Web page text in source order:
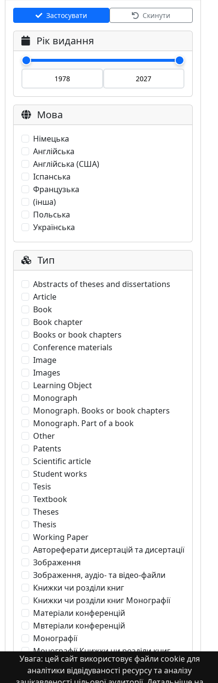
Увага: цей сайт використовує файли cookie для
аналітики відвідуваності ресурсу та аналізу
Застосувати Скинути
Рік видання
Мова
Німецька
Англійська
Англійська (США)
Іспанська
Французька
(інша)
Польська
Українська
Тип
Abstracts of theses and dissertations
Article
Book
Book chapter
Books or book chapters
Conference materials
Image
Images
Learning Object
Monograph
Monograph. Books or book chapters
Monograph. Part of a book
Other
Patents
Scientific article
Student works
Tesis
Textbook
Theses
Thesis
Working Paper
Автореферати дисертацій та дисертації
Зображення
Зображення, аудіо- та відео-файли
Книжки чи розділи книг
Книжки чи розділи книг Монографії
Матеріали конференцій
Мвтеріали конференцій
Монографії
Монографії Книжки чи розділи книг
Монографії. Частина книги
Монографія